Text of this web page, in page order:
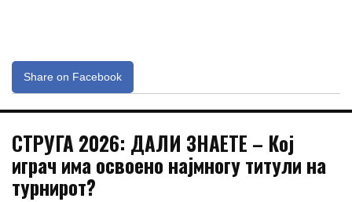
Share on Facebook
СТРУГА 2026: ДАЛИ ЗНАЕТЕ – Кој
играч има освоено најмногу титули на
турнирот?